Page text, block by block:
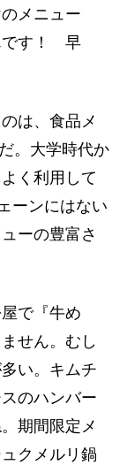
メニュー
です！ 早
は、食品メ
。大学時代か
く利用して
ーンにはない
ーの豊富さ
で『牛め
せん。むし
い。キムチ
のハンバー
期間限定メ
クメルリ鍋